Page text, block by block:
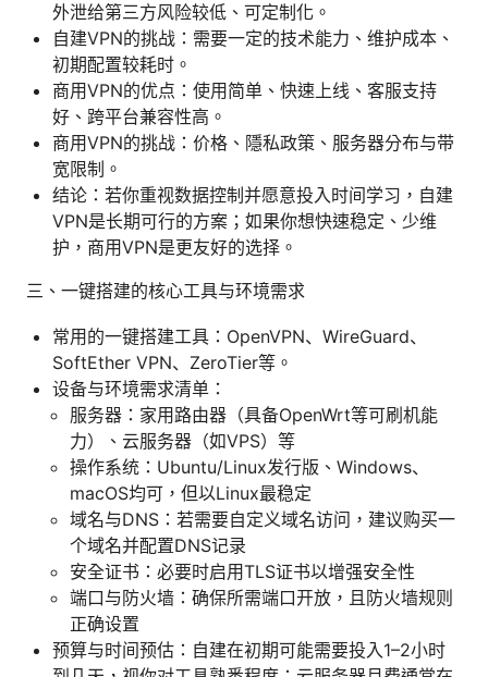
外泄给第三方风险较低、可定制化。
自建VPN的挑战：需要一定的技术能力、维护成本、
初期配置较耗时。
商用VPN的优点：使用简单、快速上线、客服支持
好、跨平台兼容性高。
商用VPN的挑战：价格、隱私政策、服务器分布与带
宽限制。
结论：若你重视数据控制并愿意投入时间学习，自建
VPN是长期可行的方案；如果你想快速稳定、少维
护，商用VPN是更友好的选择。
三、一键搭建的核心工具与环境需求
常用的一键搭建工具：OpenVPN、WireGuard、
SoftEther VPN、ZeroTier等。
设备与环境需求清单：
服务器：家用路由器（具备OpenWrt等可刷机能
力）、云服务器（如VPS）等
操作系统：Ubuntu/Linux发行版、Windows、
macOS均可，但以Linux最稳定
域名与DNS：若需要自定义域名访问，建议购买一
个域名并配置DNS记录
安全证书：必要时启用TLS证书以增强安全性
端口与防火墙：确保所需端口开放，且防火墙规则
正确设置
预算与时间预估：自建在初期可能需要投入1–2小时